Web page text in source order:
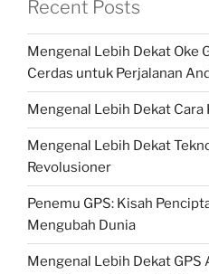
Recent Posts
Mengenal Lebih Dekat Oke
Cerdas untuk Perjalanan
Mengenal Lebih Dekat Cara
Mengenal Lebih Dekat
Revolusioner
Penemu GPS: Kisah
Mengubah Dunia
Mengenal Lebih Dekat GPS